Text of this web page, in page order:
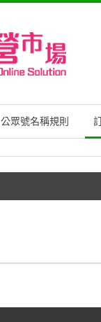
公眾號名稱規則